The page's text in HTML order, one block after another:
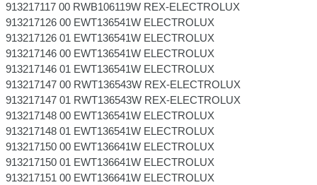
913217117 00 RWB106119W REX-ELECTROLUX
913217126 00 EWT136541W ELECTROLUX
913217126 01 EWT136541W ELECTROLUX
913217146 00 EWT136541W ELECTROLUX
913217146 01 EWT136541W ELECTROLUX
913217147 00 RWT136543W REX-ELECTROLUX
913217147 01 RWT136543W REX-ELECTROLUX
913217148 00 EWT136541W ELECTROLUX
913217148 01 EWT136541W ELECTROLUX
913217150 00 EWT136641W ELECTROLUX
913217150 01 EWT136641W ELECTROLUX
913217151 00 EWT136641W ELECTROLUX